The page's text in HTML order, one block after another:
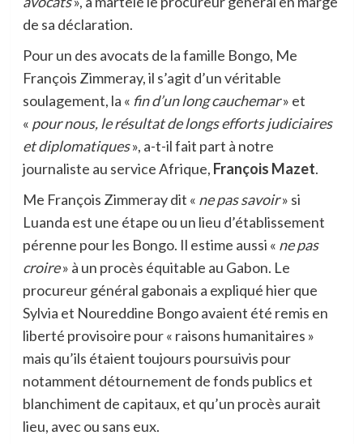
de sa déclaration.
Pour un des avocats de la famille Bongo, Me
François Zimmeray, il s’agit d’un véritable
soulagement, la « fin d’un long cauchemar» et
« pour nous, le résultat de longs efforts judiciaires
et diplomatiques», a-t-il fait part à notre
journaliste au service Afrique, François Mazet.
Me François Zimmeray dit « ne pas savoir» si
Luanda est une étape ou un lieu d’établissement
pérenne pour les Bongo. Il estime aussi « ne pas
croire» à un procès équitable au Gabon. Le
procureur général gabonais a expliqué hier que
Sylvia et Noureddine Bongo avaient été remis en
liberté provisoire pour « raisons humanitaires »
mais qu’ils étaient toujours poursuivis pour
notamment détournement de fonds publics et
blanchiment de capitaux, et qu’un procès aurait
lieu, avec ou sans eux.